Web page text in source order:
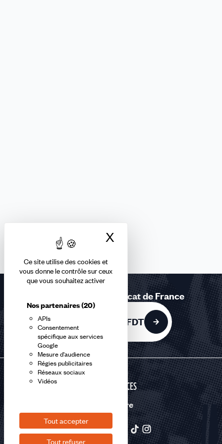
Ce site utilise des cookies et
vous donne le contrôle sur ceux
que vous souhaitez activer
Nos partenaires(20)
APIs
Consentement
spécifique aux services
Google
Mesure d'audience
Régies publicitaires
Réseaux sociaux
Vidéos
Tout accepter
Tout refuser
X
Rejoignez le 1er syndicat de France
Adhérer à la CFDT
SERVICES
Nous suivre